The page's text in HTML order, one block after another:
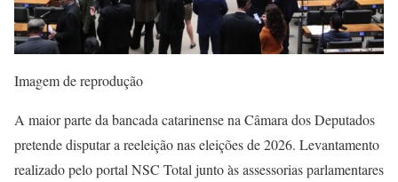
Imagem de reprodução
A maior parte da bancada catarinense na Câmara dos Deputados
pretende disputar a reeleição nas eleições de 2026. Levantamento
realizado pelo portal NSC Total junto às assessorias parlamentares